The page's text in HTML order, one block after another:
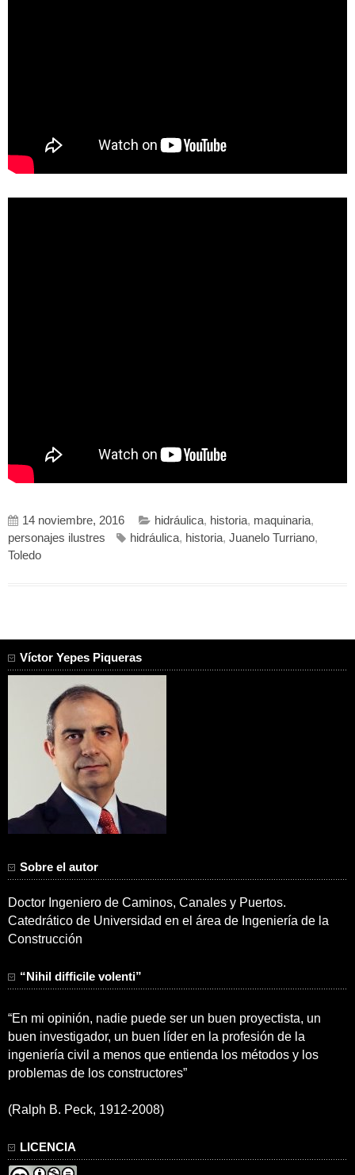
14 noviembre, 2016 hidráulica, historia, maquinaria,
personajes ilustres
hidráulica, historia, Juanelo Turriano,
Toledo
Víctor Yepes Piqueras
Sobre el autor
Doctor Ingeniero de Caminos, Canales y Puertos.
Catedrático de Universidad en el área de Ingeniería de la
Construcción
“Nihil difficile volenti”
“En mi opinión, nadie puede ser un buen proyectista, un
buen investigador, un buen líder en la profesión de la
ingeniería civil a menos que entienda los métodos y los
problemas de los constructores”
(Ralph B. Peck, 1912-2008)
LICENCIA